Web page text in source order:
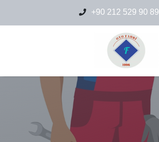
+90 212 529 90 89